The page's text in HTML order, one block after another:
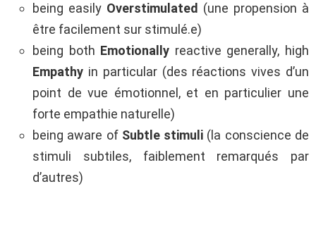
being easily Overstimulated (une propension à
être facilement sur stimulé.e)
being both Emotionally reactive generally, high
Empathy in particular (des réactions vives d’un
point de vue émotionnel, et en particulier une
forte empathie naturelle)
being aware of Subtle stimuli (la conscience de
stimuli subtiles, faiblement remarqués par
d’autres)